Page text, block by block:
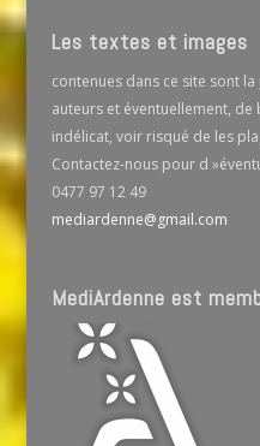
Les textes et images
contenues dans ce site sont
auteurs et éventuellement, de
indélicat, voir risqué de les
Contactez-nous pour d
0477 97 12 49
mediardenne@gmail.com
MediArdenne est